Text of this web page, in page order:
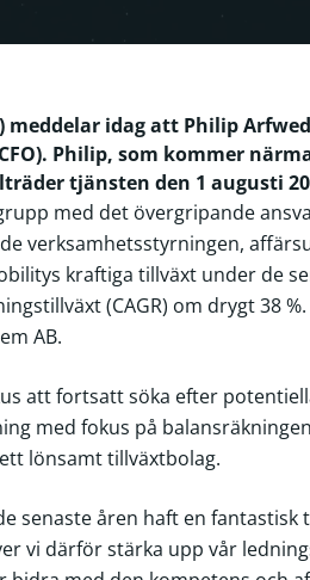
meddelar idag att Philip
Philip, som kommer
tjänsten den 1 augusti
med det övergripande
verksamhetsstyrningen,
kraftiga tillväxt under de
(CAGR) om drygt 38
AB.
att fortsatt söka efter
med fokus på
lönsamt tillväxtbolag.
senaste åren haft en fantastisk
vi därför stärka upp vår